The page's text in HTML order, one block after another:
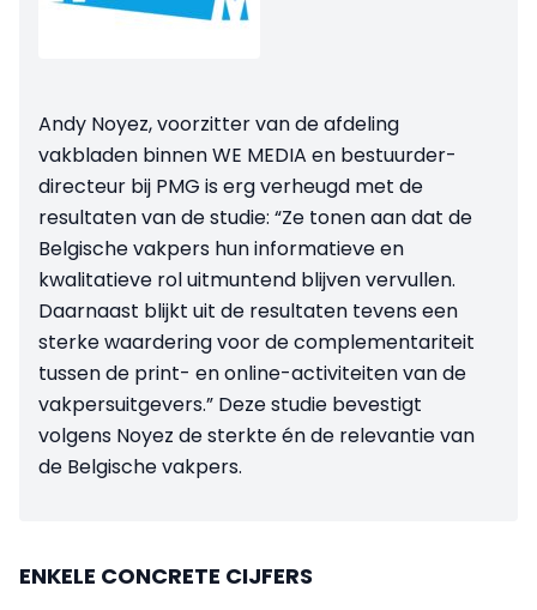
Andy Noyez, voorzitter van de afdeling
vakbladen binnen WE MEDIA en bestuurder-
directeur bij PMG is erg verheugd met de
resultaten van de studie: “Ze tonen aan dat de
Belgische vakpers hun informatieve en
kwalitatieve rol uitmuntend blijven vervullen.
Daarnaast blijkt uit de resultaten tevens een
sterke waardering voor de complementariteit
tussen de print- en online-activiteiten van de
vakpersuitgevers.” Deze studie bevestigt
volgens Noyez de sterkte én de relevantie van
de Belgische vakpers.
ENKELE CONCRETE CIJFERS